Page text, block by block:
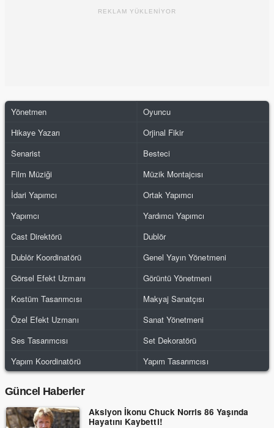
REKLAM YÜKLENİYOR
Yönetmen
Oyuncu
Hikaye Yazarı
Orjinal Fikir
Senarist
Besteci
Film Müziği
Müzik Montajcısı
İdari Yapımcı
Ortak Yapımcı
Yapımcı
Yardımcı Yapımcı
Cast Direktörü
Dublör
Dublör Koordinatörü
Genel Yayın Yönetmeni
Görsel Efekt Uzmanı
Görüntü Yönetmeni
Kostüm Tasarımcısı
Makyaj Sanatçısı
Özel Efekt Uzmanı
Sanat Yönetmeni
Ses Tasarımcısı
Set Dekoratörü
Yapım Koordinatörü
Yapım Tasarımcısı
Güncel Haberler
Aksiyon İkonu Chuck Norris 86 Yaşında
Hayatını Kaybetti!